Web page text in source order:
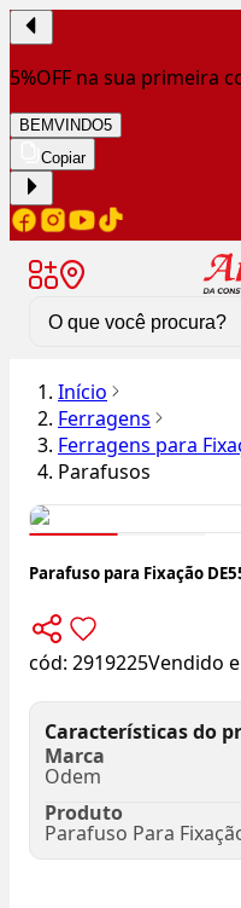
5%OFF na sua primeira
BEMVINDO5
Copiar
Início
Ferragens
Ferragens para
Parafusos
Parafuso para Fixação
cód: 2919225Vendido
Características do
Marca
Odem
Produto
Parafuso Para